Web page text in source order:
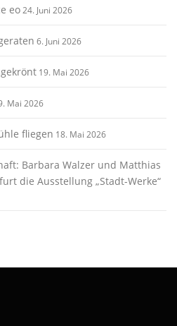
eo24. Juni 2026
6. Juni 2026
19. Mai 2026
Mai 2026
fliegen 18. Mai 2026
Barbara Walzer und Matthias
die Ausstellung „Stadt-Werke“